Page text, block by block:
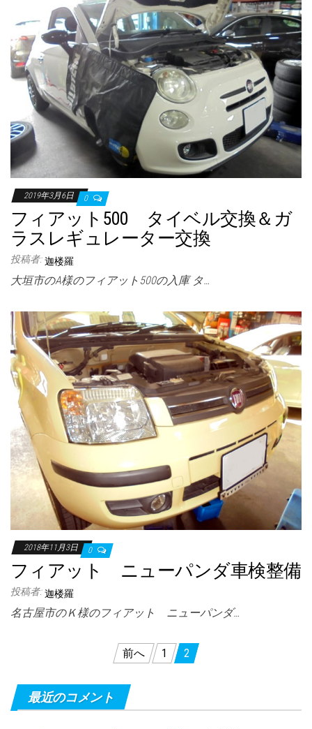
2019年3月6日 0
フィアット500 タイベル交換＆ガ
ラスレギュレーター交換
投稿者: 迦楼羅
大垣市のA様のフィアット500の入庫 タ…
2018年11月3日 0
フィアット ニューパンダ車検整備
投稿者: 迦楼羅
名古屋市のＫ様のフィアット ニューパンダ…
稿
の
前へ 1 2
最近のコメント